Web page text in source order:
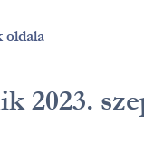
oldala
2023.